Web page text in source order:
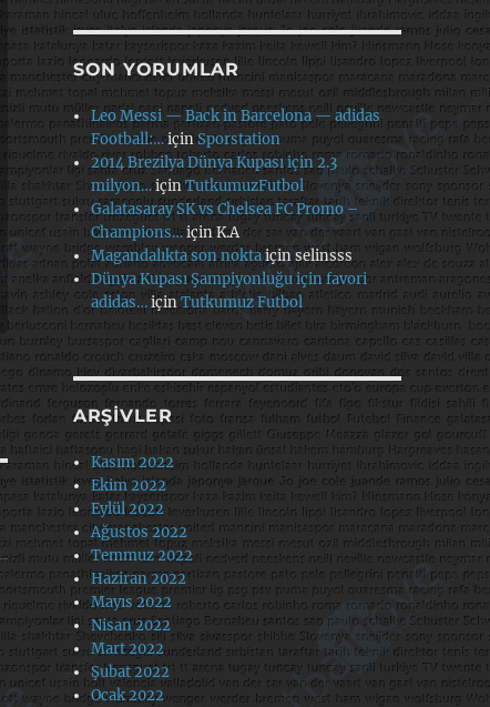
SON YORUMLAR
Leo Messi — Back in Barcelona — adidas
Football:…içinSporstation
2014 Brezilya Dünya Kupası için 2.3
milyon…içinTutkumuzFutbol
Galatasaray SK vs Chelsea FC Promo –
Champions…içinK.A
Magandalıkta son noktaiçinselinsss
Dünya Kupası Şampiyonluğu için favori
adidas…içinTutkumuz Futbol
ARŞIVLER
Kasım 2022
Ekim 2022
Eylül 2022
Ağustos 2022
Temmuz 2022
Haziran 2022
Mayıs 2022
Nisan 2022
Mart 2022
Şubat 2022
Ocak 2022